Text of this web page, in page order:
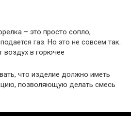
– это просто сопло,
газ. Но это не совсем так.
воздух в горючее
что изделие должно иметь
позволяющую делать смесь